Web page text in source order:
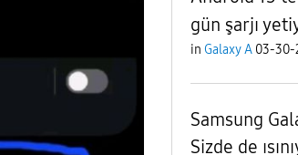
gün şarjı
in Galaxy A 03-30-
Samsung
Sizde de